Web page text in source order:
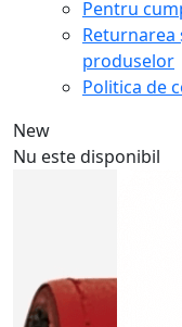
Pentru
Returnarea
produselor
Politica de
New
Nu este disponibil